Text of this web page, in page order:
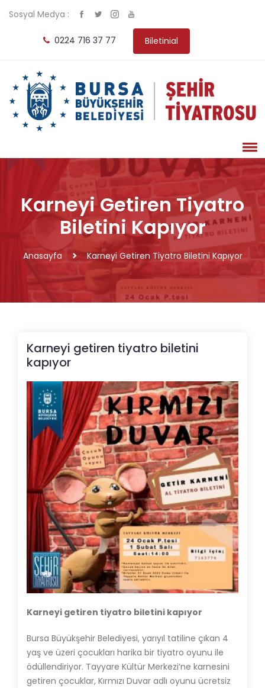
Sosyal Medya :
0224 716 37 77 Biletinial
Karneyi Getiren Tiyatro
Biletini Kapıyor
Anasayfa Karneyi Getiren Tiyatro Biletini Kapıyor
Karneyi getiren tiyatro biletini
kapıyor
Karneyi getiren tiyatro biletini kapıyor
Bursa Büyükşehir Belediyesi, yarıyıl tatiline çıkan 4
yaş ve üzeri çocukları harika bir tiyatro oyunu ile
ödüllendiriyor. Tayyare Kültür Merkezi’ne karnesini
getiren çocuklar, Kırmızı Duvar adlı oyunu ücretsiz